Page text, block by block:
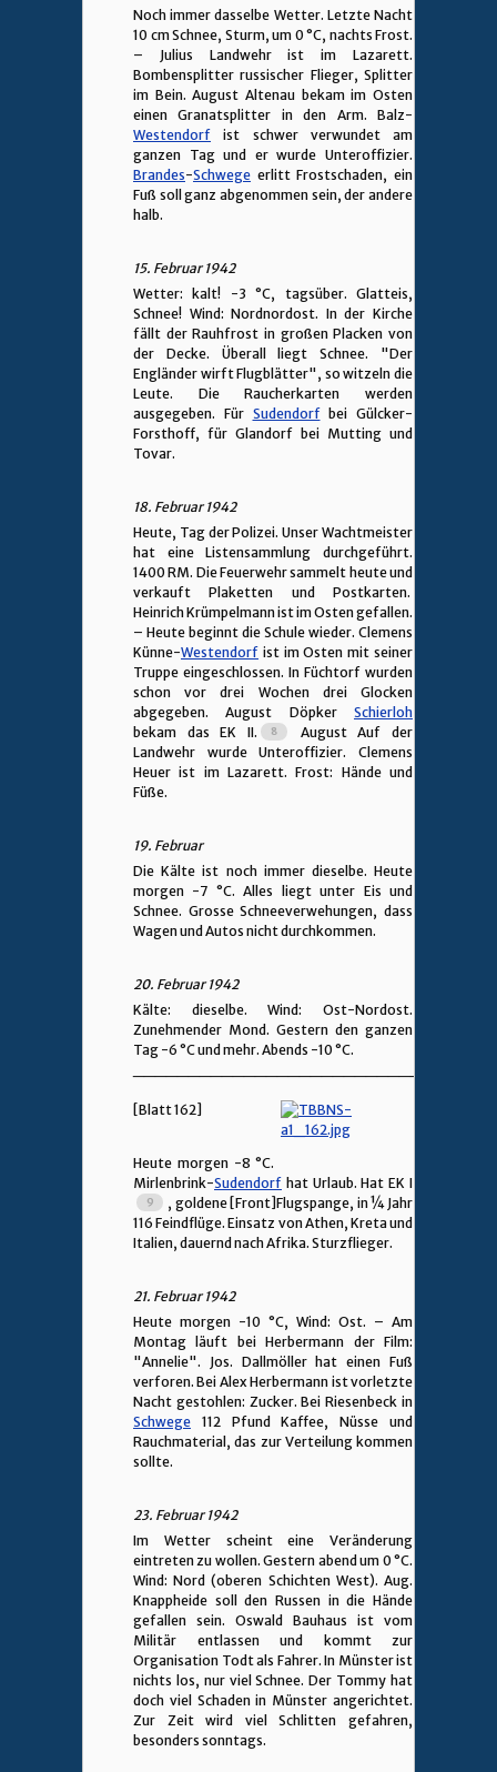
Noch immer dasselbe Wetter. Letzte Nacht
10 cm Schnee, Sturm, um 0 °C, nachts Frost.
– Julius Landwehr ist im Lazarett.
Bombensplitter russischer Flieger, Splitter
im Bein. August Altenau bekam im Osten
einen Granatsplitter in den Arm. Balz-
Westendorf ist schwer verwundet am
ganzen Tag und er wurde Unteroffizier.
Brandes-Schwege erlitt Frostschaden, ein
Fuß soll ganz abgenommen sein, der andere
halb.
15. Februar 1942
Wetter: kalt! -3 °C, tagsüber. Glatteis,
Schnee! Wind: Nordnordost. In der Kirche
fällt der Rauhfrost in großen Placken von
der Decke. Überall liegt Schnee. "Der
Engländer wirft Flugblätter", so witzeln die
Leute. Die Raucherkarten werden
ausgegeben. Für Sudendorfbei Gülcker-
Forsthoff, für Glandorf bei Mutting und
Tovar.
18. Februar 1942
Heute, Tag der Polizei. Unser Wachtmeister
hat eine Listensammlung durchgeführt.
1400 RM. Die Feuerwehr sammelt heute und
verkauft Plaketten und Postkarten.
Heinrich Krümpelmann ist im Osten gefallen.
– Heute beginnt die Schule wieder. Clemens
Künne-Westendorf ist im Osten mit seiner
Truppe eingeschlossen. In Füchtorf wurden
schon vor drei Wochen drei Glocken
abgegeben. August Döpker Schierloh
bekam das EK II.
August Auf der
Landwehr wurde Unteroffizier. Clemens
Heuer ist im Lazarett. Frost: Hände und
Füße.
19. Februar
Die Kälte ist noch immer dieselbe. Heute
morgen -7 °C. Alles liegt unter Eis und
Schnee. Grosse Schneeverwehungen, dass
Wagen und Autos nicht durchkommen.
20. Februar 1942
Kälte: dieselbe. Wind: Ost-Nordost.
Zunehmender Mond. Gestern den ganzen
Tag -6 °C und mehr. Abends -10 °C.
[Blatt 162]
Heute morgen -8 °C.
Mirlenbrink-Sudendorf hat Urlaub. Hat EK I
, goldene [Front]Flugspange, in ¼ Jahr
116 Feindflüge. Einsatz von Athen, Kreta und
Italien, dauernd nach Afrika. Sturzflieger.
21. Februar 1942
Heute morgen -10 °C, Wind: Ost. – Am
Montag läuft bei Herbermann der Film:
"Annelie". Jos. Dallmöller hat einen Fuß
verforen. Bei Alex Herbermann ist vorletzte
Nacht gestohlen: Zucker. Bei Riesenbeck in
Schwege 112 Pfund Kaffee, Nüsse und
Rauchmaterial, das zur Verteilung kommen
sollte.
23. Februar 1942
Im Wetter scheint eine Veränderung
eintreten zu wollen. Gestern abend um 0 °C.
Wind: Nord (oberen Schichten West). Aug.
Knappheide soll den Russen in die Hände
gefallen sein. Oswald Bauhaus ist vom
Militär entlassen und kommt zur
Organisation Todt als Fahrer. In Münster ist
nichts los, nur viel Schnee. Der Tommy hat
doch viel Schaden in Münster angerichtet.
Zur Zeit wird viel Schlitten gefahren,
besonders sonntags.